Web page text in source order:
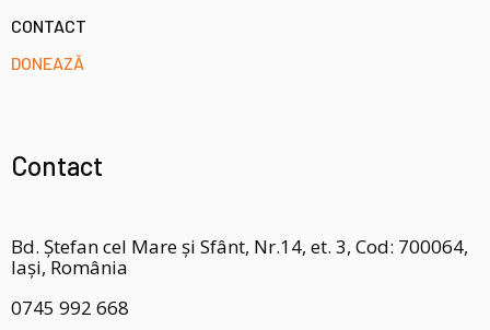
CONTACT
DONEAZĂ
Contact
Bd. Ștefan cel Mare și Sfânt, Nr.14, et. 3, Cod: 700064,
Iași, România
0745 992 668